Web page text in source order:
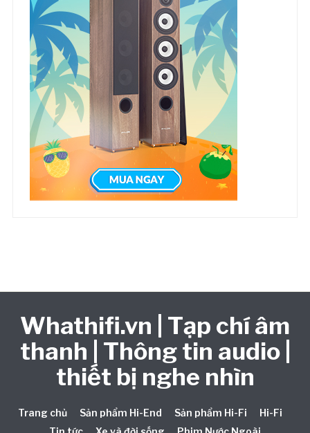
Whathifi.vn | Tạp chí âm
thanh | Thông tin audio |
thiết bị nghe nhìn
Trang chủ Sản phẩm Hi-End Sản phẩm Hi-Fi
Hi-Fi